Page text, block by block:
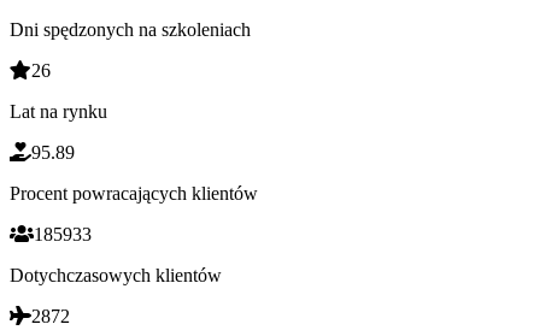
Dni spędzonych na szkoleniach
26
Lat na rynku
95.89
Procent powracających klientów
185933
Dotychczasowych klientów
2872